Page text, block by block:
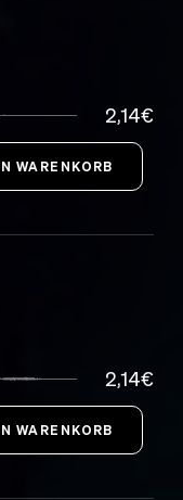
2,14€
2,14€